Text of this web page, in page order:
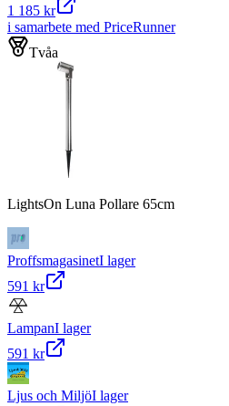
1 185 kr
i samarbete med PriceRunner
Tvåa
LightsOn Luna Pollare 65cm
ProffsmagasinetI lager
591 kr
LampanI lager
591 kr
Ljus och MiljöI lager